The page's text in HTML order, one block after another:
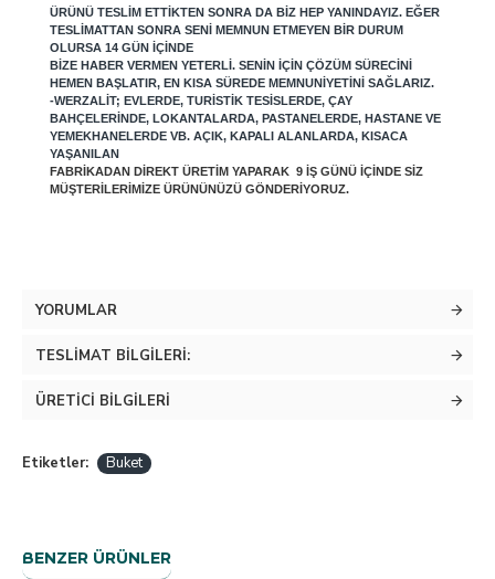
ÜRÜNÜ TESLIM ETTIKTEN SONRA DA BIZ HEP YANINDAYIZ. EĞER
TESLIMATTAN SONRA SENI MEMNUN ETMEYEN BIR DURUM
OLURSA 14 GÜN IÇINDE
BIZE HABER VERMEN YETERLI. SENIN IÇIN ÇÖZÜM SÜRECINI
HEMEN BAŞLATIR, EN KISA SÜREDE MEMNUNIYETINI SAĞLARIZ.
-WERZALIT; EVLERDE, TURISTIK TESISLERDE, ÇAY
BAHÇELERINDE, LOKANTALARDA, PASTANELERDE, HASTANE VE
YEMEKHANELERDE VB. AÇIK, KAPALI ALANLARDA, KISACA
YAŞANILAN
FABRIKADAN DIREKT ÜRETIM YAPARAK 9 IŞ GÜNÜ IÇINDE SIZ
MÜŞTERILERIMIZE ÜRÜNÜNÜZÜ GÖNDERIYORUZ.
YORUMLAR
TESLIMAT BILGILERI:
ÜRETICI BILGILERI
Etiketler: Buket
BENZER ÜRÜNLER